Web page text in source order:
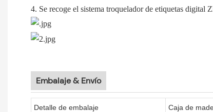
4. Se recoge el sistema troquelador de etiquetas digital
Embalaje & Envío
Detalle de embalaje Caja de